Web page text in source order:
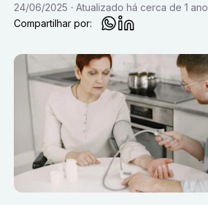
24/06/2025 Atualizado há cerca de 1 ano
Compartilhar por: